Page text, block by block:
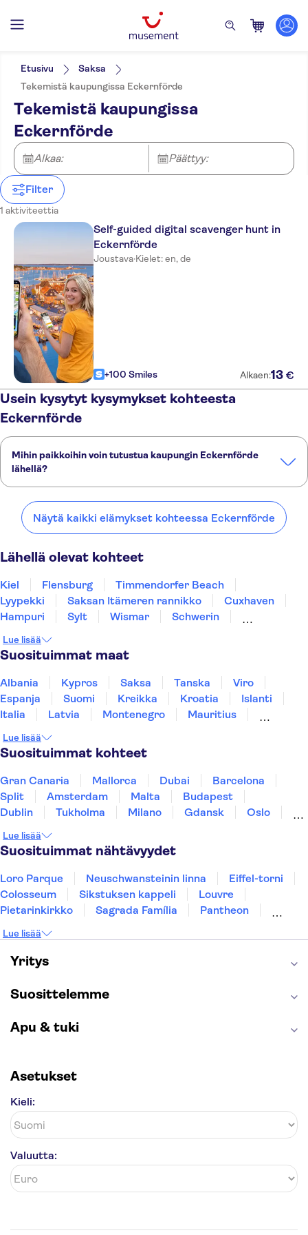
Suodata
Min. € Maks. €
Lippuvaihtoehdot
Paikalliseen makuun
Yksityinen kierros
Pienempi ryhmäkoko
Välitön vahvistus
Kategoriat
Aktiviteetit
Retket
Nähtävyydet ja perinteet
German
English
Etusivu
Saksa
Tekemistä kaupungissa Eckernförde
Tekemistä kaupungissa
Eckernförde
Alkaa: Päättyy:
Filter
1 aktiviteettia
Self-guided digital scavenger hunt in
Eckernförde
Joustava·Kielet: en, de
+100 Smiles Alkaen:13 €
Usein kysytyt kysymykset kohteesta
Eckernförde
Mihin paikkoihin voin tutustua kaupungin Eckernförde
lähellä?
lähellä:
Kiel Flensburg Timmendorfer Beach
Näytä kaikki elämykset kohteessa Eckernförde
Lähellä olevat kohteet
Kiel Flensburg
Timmendorfer Beach
Lyypekki
Saksan Itämeren rannikko
Cuxhaven
Hampuri
Sylt Wismar
Schwerin
Oldenburg
Lue lisää
Suosituimmat maat
Albania Kypros Saksa Tanska
Viro
Espanja
Suomi Kreikka Kroatia
Islanti
Italia
Latvia Montenegro
Mauritius
Thaimaa
Turkki
Lue lisää
Suosituimmat kohteet
Gran Canaria Mallorca Dubai
Barcelona
Split
Amsterdam Malta
Budapest
Dublin
Tukholma Milano Gdansk
Oslo
Tallinna
Ljubljana Riika
Lue lisää
Suosituimmat nähtävyydet
Loro Parque Neuschwansteinin linna
Eiffel-torni
Colosseum
Sikstuksen kappeli
Louvre
Pietarinkirkko
Sagrada Família
Pantheon
Keukenhof
London Eye
Montmartre
Wieliczkan suolakaivos
Lue lisää
Yritys
Suosittelemme
Apu & tuki
Asetukset
Kieli:
Valuutta: